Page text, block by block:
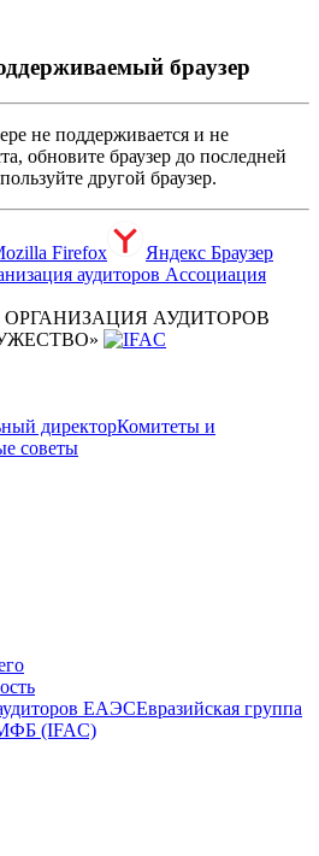
браузер
не поддерживается и не
обновите браузер до последней
другой браузер.
Firefox Яндекс Браузер
АУДИТОРОВ
директорКомитеты и
советы
ЕАЭСЕвразийская группа
(IFAC)